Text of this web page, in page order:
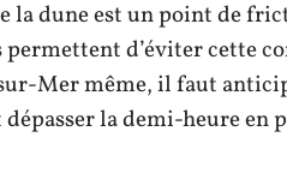
la dune est un point de
permettent d’éviter cette
Mer même, il faut
la demi-heure en